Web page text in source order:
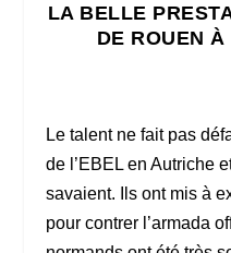
LA BELLE
DE ROUEN
Le talent ne fait pas
de l’EBEL en Autriche
savaient. Ils ont mis à
pour contrer l’armada